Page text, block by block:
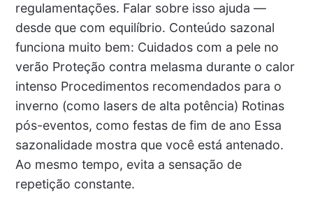
regulamentações. Falar sobre isso ajuda —
desde que com equilíbrio. Conteúdo sazonal
funciona muito bem: Cuidados com a pele no
verão Proteção contra melasma durante o calor
intenso Procedimentos recomendados para o
inverno (como lasers de alta potência) Rotinas
pós-eventos, como festas de fim de ano Essa
sazonalidade mostra que você está antenado.
Ao mesmo tempo, evita a sensação de
repetição constante.